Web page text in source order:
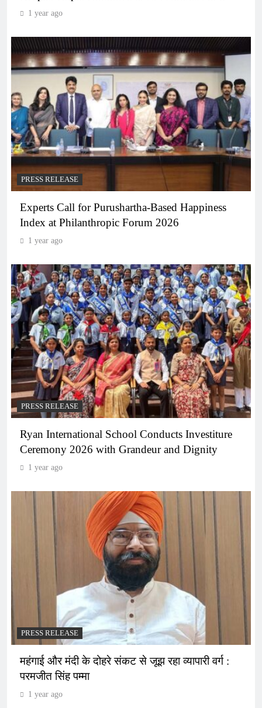
1 year ago
PRESS RELEASE
Experts Call for Purushartha-Based Happiness
Index at Philanthropic Forum 2026
1 year ago
PRESS RELEASE
Ryan International School Conducts Investiture
Ceremony 2026 with Grandeur and Dignity
1 year ago
PRESS RELEASE
महंगाई और मंदी के दोहरे संकट से जूझ रहा व्यापारी वर्ग :
परमजीत सिंह पम्मा
1 year ago